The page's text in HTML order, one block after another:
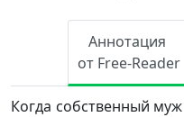
Аннотация
от Free-Reader
Когда собственный